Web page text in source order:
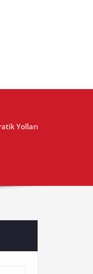
Yolları